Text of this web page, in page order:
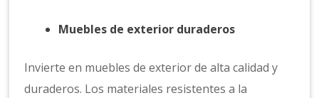
Muebles de exterior duraderos
Invierte en muebles de exterior de alta calidad y
duraderos. Los materiales resistentes a la